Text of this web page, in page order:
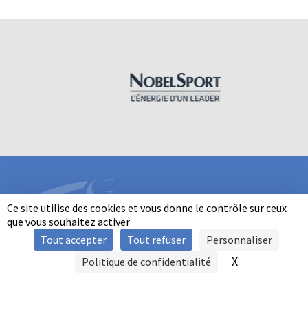
Ce site utilise des cookies et vous donne le contrôle sur ceux
que vous souhaitez activer
Tout accepter
Tout refuser
Personnaliser
Politique de confidentialité
X
INFORMATIONS
SIGNALER UNE VIOLENCE